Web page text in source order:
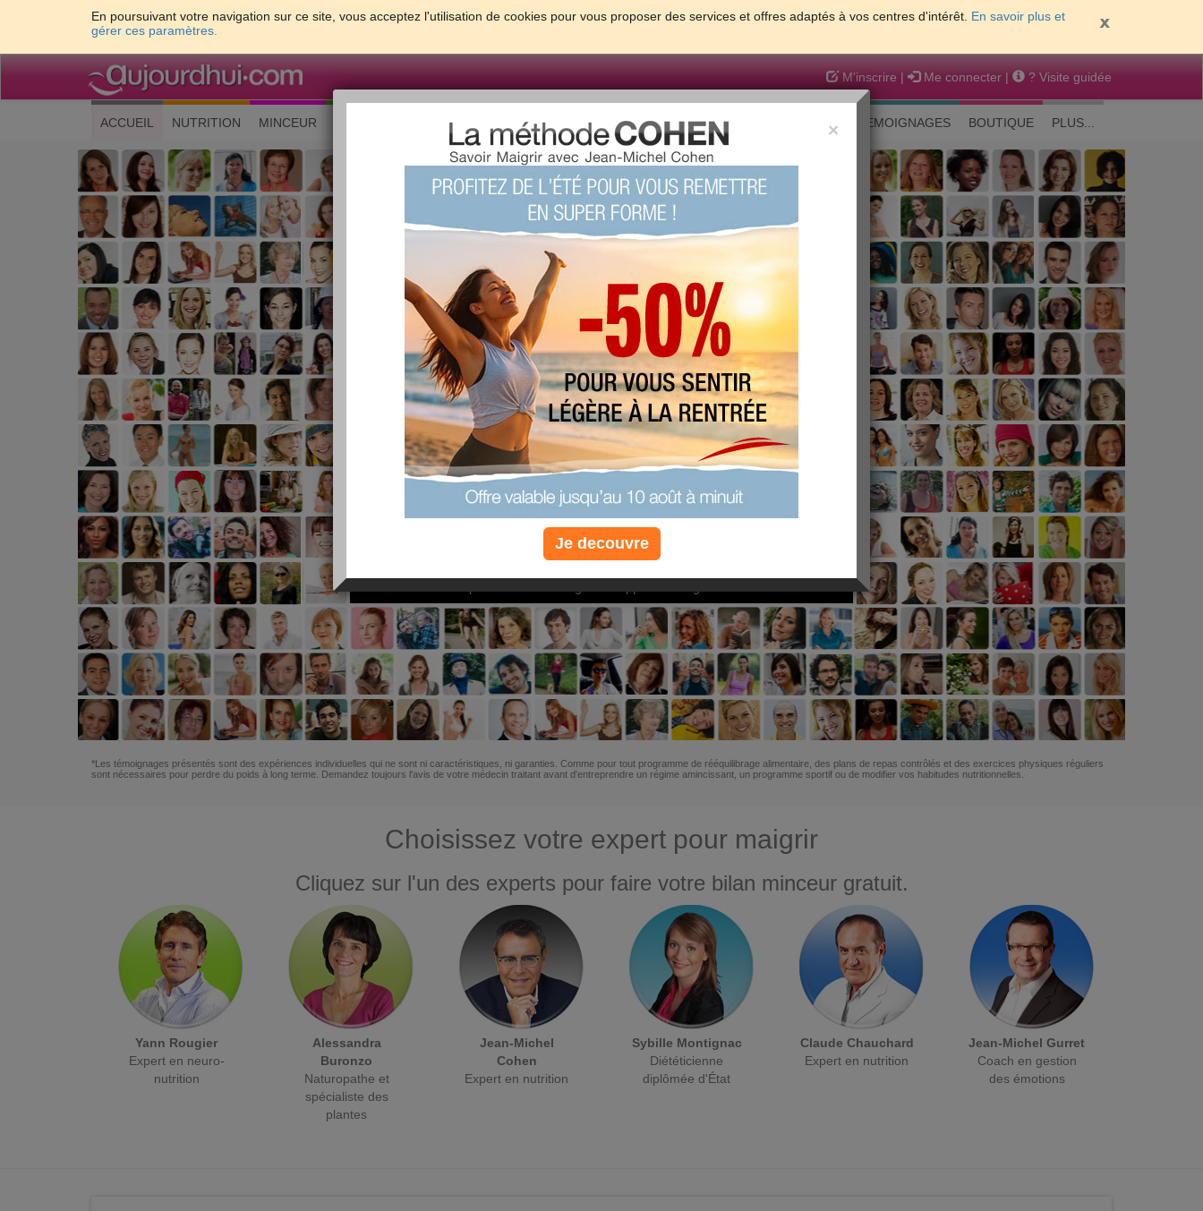
En poursuivant votre navigation sur ce site, vous acceptez l'utilisation de cookies pour vous proposer des services et offres adaptés à vos centres d'intérêt. En savoir plus et
gérer ces paramètres.
M'inscrire | Me connecter | ? Visite guidée
ACCUEIL (current)
NUTRITION MINCEUR FORME & SANTE PSYCHO & TESTS GROSSESSE & BEBE TEMOIGNAGES BOUTIQUE PLUS...
Les meilleures solutions pour maigrir et être bien dans sa peau
PLUS
EFFICACE
PLUS
SANTÉ
PLUS
COACHING
Non, je préfère le régime gratuit
*Les témoignages présentés sont des expériences individuelles qui ne sont ni caractéristiques, ni garanties. Comme pour tout programme de rééquilibrage alimentaire, des plans de repas contrôlés et des exercices physiques réguliers
sont nécessaires pour perdre du poids à long terme. Demandez toujours l'avis de votre médecin traitant avant d'entreprendre un régime amincissant, un programme sportif ou de modifier vos habitudes nutritionnelles.
Choisissez votre expert pour maigrir
Cliquez sur l'un des experts pour faire votre bilan minceur gratuit.
Yann Rougier
Expert en neuro-
nutrition
Alessandra
Buronzo
Naturopathe et
spécialiste des
plantes
Jean-Michel
Cohen
Expert en nutrition
Sybille Montignac
Diététicienne
diplômée d'État
Claude Chauchard
Expert en nutrition
Jean-Michel Gurret
Coach en gestion
des émotions
×
Je decouvre